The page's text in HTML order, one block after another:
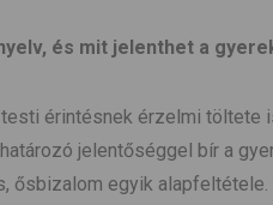
és mit jelenthet a
érintésnek érzelmi töltete
jelentőséggel bír a
ősbizalom egyik alapfeltétele.